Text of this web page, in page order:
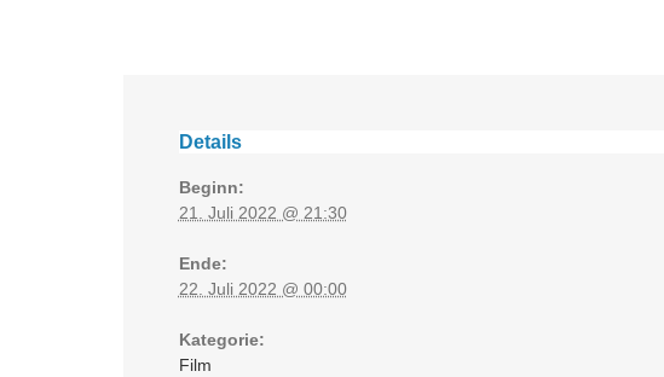
Details
Beginn:
21. Juli 2022 @ 21:30
Ende:
22. Juli 2022 @ 00:00
Kategorie:
Film